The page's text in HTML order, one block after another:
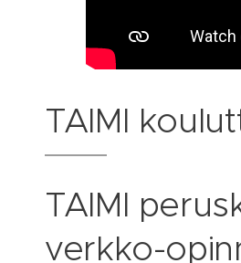
TAIMI
TAIMI
verkko-